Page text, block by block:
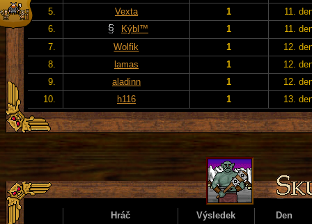
5.
Vexta 1
11.
6.
Kýbl™ 1
11.
7.
Wolfik 1
12.
8.
lamas 1
12.
9.
aladinn 1
12.
10.
h116 1 13.
Hráč Výsledek
Den